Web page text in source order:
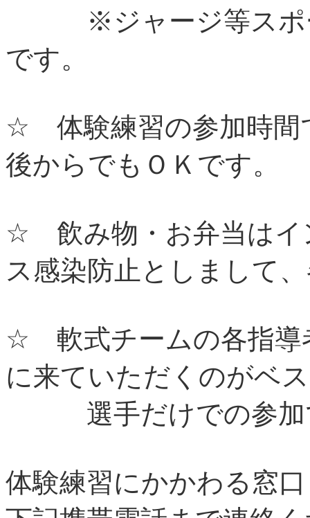
※ジャージ等スポー
です。
☆ 体験練習の参加時間
後からでもＯＫです。
☆ 飲み物・お弁当はイ
ス感染防止としまして
☆ 軟式チームの各指導
に来ていただくのがベ
選手だけでの参加
体験練習にかかわる窓